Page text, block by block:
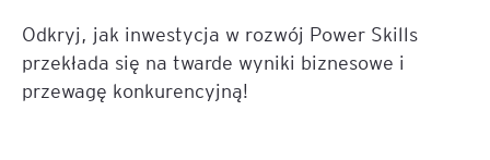
Odkryj, jak inwestycja w rozwój Power Skills
przekłada się na twarde wyniki biznesowe i
przewagę konkurencyjną!